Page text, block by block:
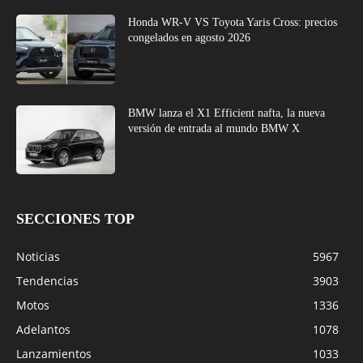
Honda WR-V VS Toyota Yaris Cross: precios
congelados en agosto 2026
BMW lanza el X1 Efficient nafta, la nueva
versión de entrada al mundo BMW X
SECCIONES TOP
Noticias
5967
Tendencias
3903
Motos
1336
Adelantos
1078
Lanzamientos
1033